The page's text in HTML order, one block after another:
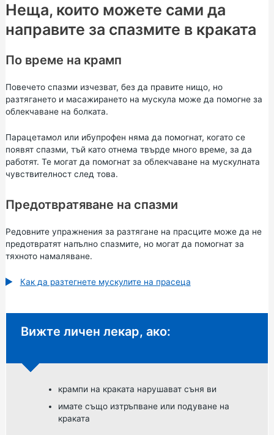
Неща, които можете сами да
направите за спазмите в краката
По време на крамп
Повечето спазми изчезват, без да правите нищо, но
разтягането и масажирането на мускула може да помогне за
облекчаване на болката.
Парацетамол или ибупрофен няма да помогнат, когато се
появят спазми, тъй като отнема твърде много време, за да
работят. Те могат да помогнат за облекчаване на мускулната
чувствителност след това.
Предотвратяване на спазми
Редовните упражнения за разтягане на прасците може да не
предотвратят напълно спазмите, но могат да помогнат за
тяхното намаляване.
Как да разтегнете мускулите на прасеца
Неспешен съвет:
Вижте личен лекар, ако:
крампи на краката нарушават съня ви
имате също изтръпване или подуване на
краката